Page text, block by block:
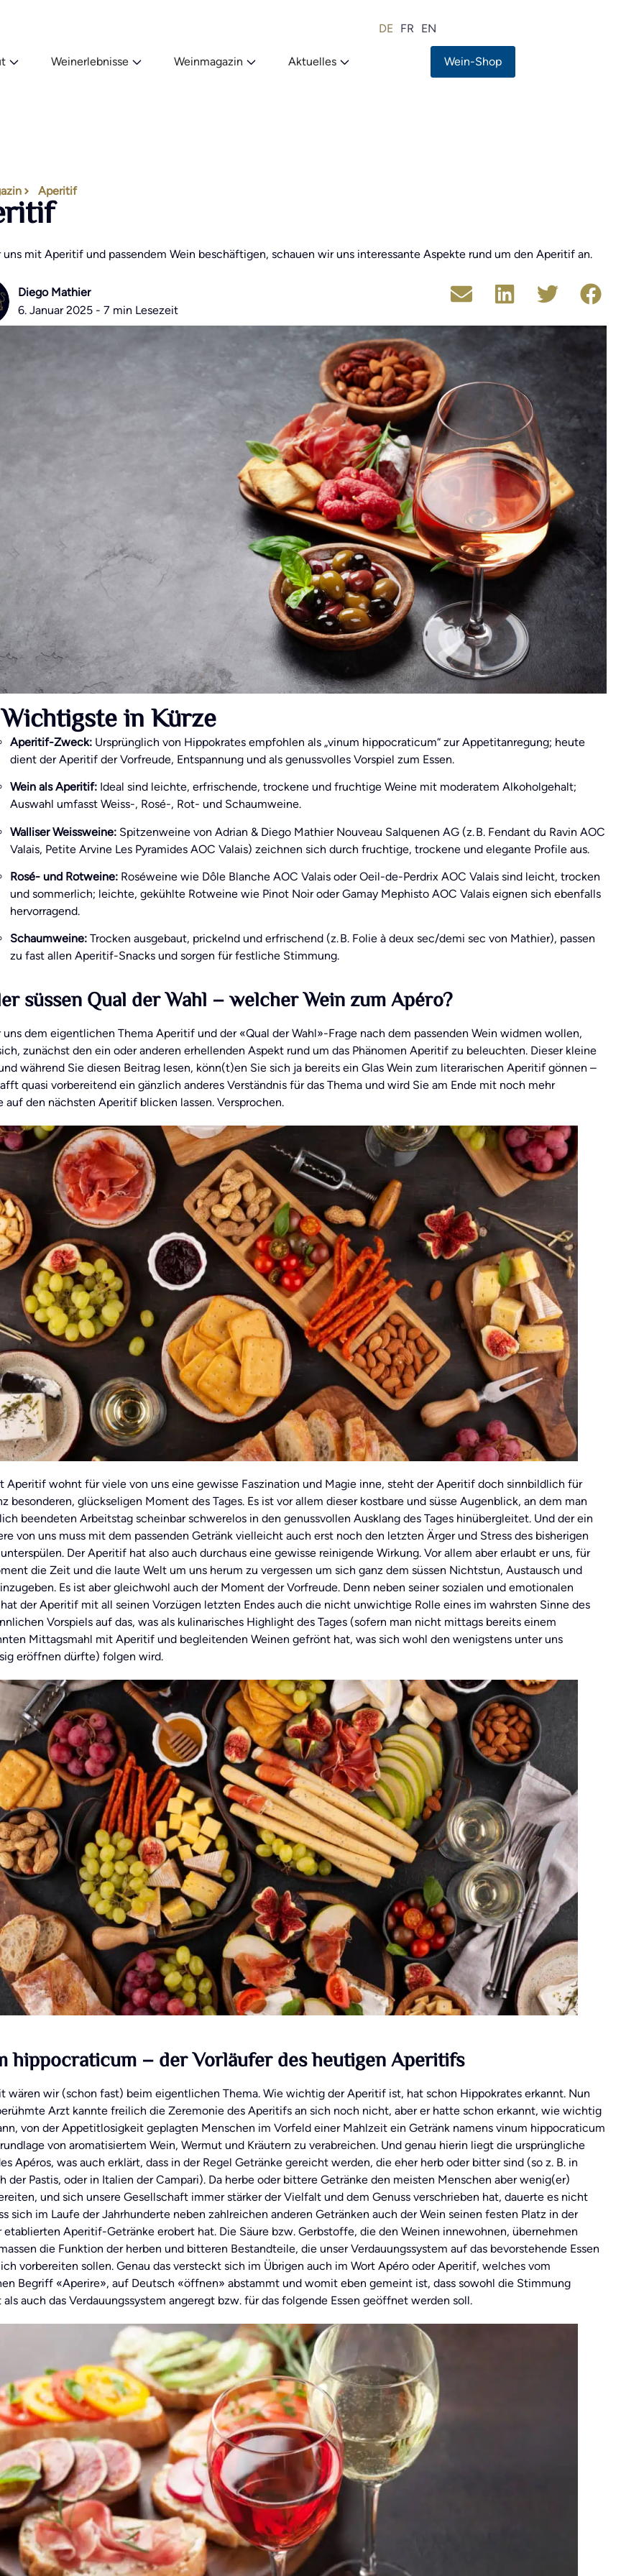
DE FR EN
Weinerlebnisse Weinmagazin Aktuelles Wein-Shop
Aperitif
uns mit Aperitif und passendem Wein beschäftigen, schauen wir uns interessante Aspekte rund um den Aperitif an.
Diego Mathier
6. Januar 2025 - 7 min Lesezeit
in Kürze
Aperitif-Zweck: Ursprünglich von Hippokrates empfohlen als „vinum hippocraticum“ zur Appetitanregung; heute
dient der Aperitif der Vorfreude, Entspannung und als genussvolles Vorspiel zum Essen.
Wein als Aperitif: Ideal sind leichte, erfrischende, trockene und fruchtige Weine mit moderatem Alkoholgehalt;
Auswahl umfasst Weiss-, Rosé-, Rot- und Schaumweine.
Walliser Weissweine: Spitzenweine von Adrian & Diego Mathier Nouveau Salquenen AG (z. B. Fendant du Ravin AOC
Valais, Petite Arvine Les Pyramides AOC Valais) zeichnen sich durch fruchtige, trockene und elegante Profile aus.
Rosé- und Rotweine: Roséweine wie Dôle Blanche AOC Valais oder Oeil-de-Perdrix AOC Valais sind leicht, trocken
und sommerlich; leichte, gekühlte Rotweine wie Pinot Noir oder Gamay Mephisto AOC Valais eignen sich ebenfalls
hervorragend.
Schaumweine: Trocken ausgebaut, prickelnd und erfrischend (z. B. Folie à deux sec/demi sec von Mathier), passen
zu fast allen Aperitif-Snacks und sorgen für festliche Stimmung.
süssen Qual der Wahl – welcher Wein zum Apéro?
uns dem eigentlichen Thema Aperitif und der «Qual der Wahl»-Frage nach dem passenden Wein widmen wollen,
zunächst den ein oder anderen erhellenden Aspekt rund um das Phänomen Aperitif zu beleuchten. Dieser kleine
während Sie diesen Beitrag lesen, könn(t)en Sie sich ja bereits ein Glas Wein zum literarischen Aperitif gönnen –
quasi vorbereitend ein gänzlich anderes Verständnis für das Thema und wird Sie am Ende mit noch mehr
auf den nächsten Aperitif blicken lassen. Versprochen.
Aperitif wohnt für viele von uns eine gewisse Faszination und Magie inne, steht der Aperitif doch sinnbildlich für
besonderen, glückseligen Moment des Tages. Es ist vor allem dieser kostbare und süsse Augenblick, an dem man
beendeten Arbeitstag scheinbar schwerelos in den genussvollen Ausklang des Tages hinübergleitet. Und der ein
von uns muss mit dem passenden Getränk vielleicht auch erst noch den letzten Ärger und Stress des bisherigen
Der Aperitif hat also auch durchaus eine gewisse reinigende Wirkung. Vor allem aber erlaubt er uns, für
die Zeit und die laute Welt um uns herum zu vergessen um sich ganz dem süssen Nichtstun, Austausch und
Es ist aber gleichwohl auch der Moment der Vorfreude. Denn neben seiner sozialen und emotionalen
der Aperitif mit all seinen Vorzügen letzten Endes auch die nicht unwichtige Rolle eines im wahrsten Sinne des
Vorspiels auf das, was als kulinarisches Highlight des Tages (sofern man nicht mittags bereits einem
Mittagsmahl mit Aperitif und begleitenden Weinen gefrönt hat, was sich wohl den wenigstens unter uns
eröffnen dürfte) folgen wird.
hippocraticum – der Vorläufer des heutigen Aperitifs
wären wir (schon fast) beim eigentlichen Thema. Wie wichtig der Aperitif ist, hat schon Hippokrates erkannt. Nun
Arzt kannte freilich die Zeremonie des Aperitifs an sich noch nicht, aber er hatte schon erkannt, wie wichtig
von der Appetitlosigkeit geplagten Menschen im Vorfeld einer Mahlzeit ein Getränk namens vinum hippocraticum
von aromatisiertem Wein, Wermut und Kräutern zu verabreichen. Und genau hierin liegt die ursprüngliche
Apéros, was auch erklärt, dass in der Regel Getränke gereicht werden, die eher herb oder bitter sind (so z. B. in
der Pastis, oder in Italien der Campari). Da herbe oder bittere Getränke den meisten Menschen aber wenig(er)
und sich unsere Gesellschaft immer stärker der Vielfalt und dem Genuss verschrieben hat, dauerte es nicht
sich im Laufe der Jahrhunderte neben zahlreichen anderen Getränken auch der Wein seinen festen Platz in der
etablierten Aperitif-Getränke erobert hat. Die Säure bzw. Gerbstoffe, die den Weinen innewohnen, übernehmen
die Funktion der herben und bitteren Bestandteile, die unser Verdauungssystem auf das bevorstehende Essen
vorbereiten sollen. Genau das versteckt sich im Übrigen auch im Wort Apéro oder Aperitif, welches vom
Begriff «Aperire», auf Deutsch «öffnen» abstammt und womit eben gemeint ist, dass sowohl die Stimmung
auch das Verdauungssystem angeregt bzw. für das folgende Essen geöffnet werden soll.